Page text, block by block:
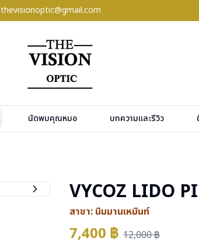
thevisionoptic@gmail.com
นัดพบคุณหมอ บทความและรีวิว
VYCOZ LIDO
สาขา: นิมมานเหมินท์
7,400 ฿ 12,000฿